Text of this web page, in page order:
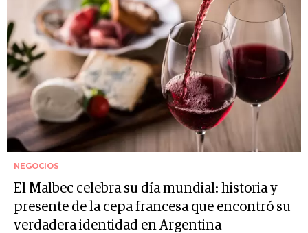
NEGOCIOS
El Malbec celebra su día mundial: historia y
presente de la cepa francesa que encontró su
verdadera identidad en Argentina